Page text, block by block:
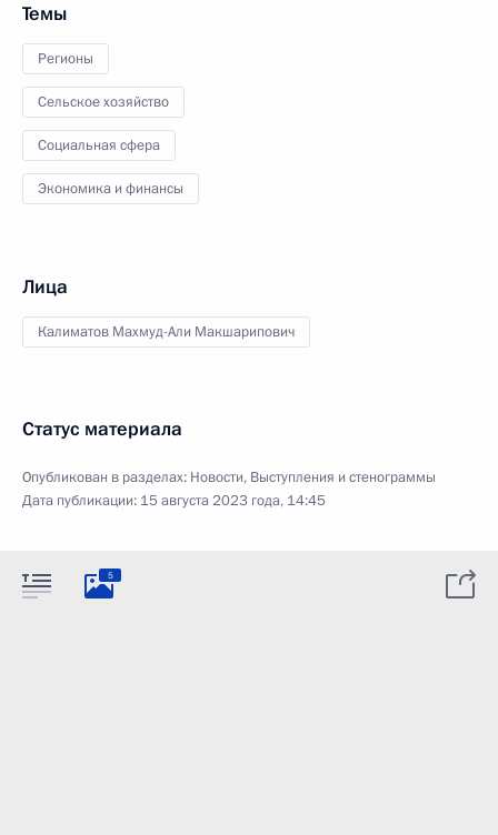
Темы
Регионы
Сельское хозяйство
Социальная сфера
Экономика и финансы
Лица
Калиматов Махмуд-Али Макшарипович
Статус материала
Опубликован в разделах: Новости, Выступления и стенограммы
Дата публикации: 15 августа 2023 года, 14:45
5